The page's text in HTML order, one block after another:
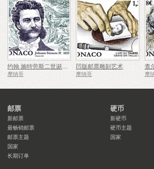
约翰·施特劳斯二世诞辰二百周年
摩纳哥
凹版邮票雕刻艺术
摩纳哥 摩
邮票
新邮票
最畅销邮票
邮票主题
国家
长期订单
硬币
新硬币
硬币主题
国家